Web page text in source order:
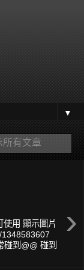
▼
所有文章
›
用 顯示圖片
到@@ 碰到